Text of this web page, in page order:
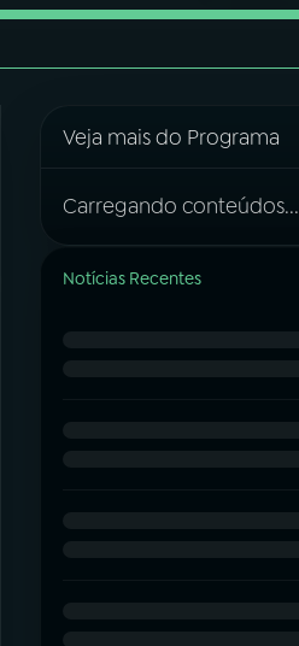
Veja mais do Programa
Carregando conteúdos...
Notícias Recentes